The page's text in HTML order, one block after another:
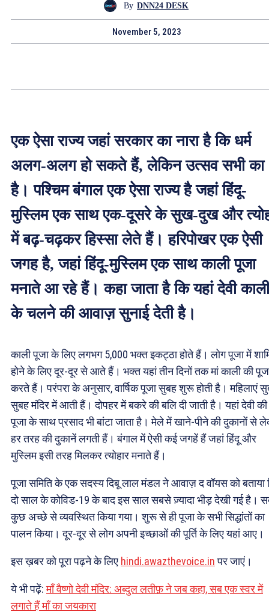
By DNN24 DESK
November 5, 2023
एक ऐसा राज्य जहां सरकार का नारा है कि धर्म
अलग-अलग हो सकते हैं, लेकिन उत्सव सभी का
है। पश्चिम बंगाल एक ऐसा राज्य है जहां हिंदू-
मुस्लिम एक साथ एक-दूसरे के सुख-दुख और
में बढ़-चढ़कर हिस्सा लेते हैं। हरिपोखर एक ऐसी
जगह है, जहां हिंदू-मुस्लिम एक साथ काली पूजा
मनाते आ रहे हैं। कहा जाता है कि यहां देवी काली
के चलने की आवाज़ सुनाई देती है।
काली पूजा के लिए लगभग 5,000 भक्त इकट्ठा होते हैं। लोग पूजा में
होने के लिए दूर-दूर से आते हैं। भक्त यहां तीन दिनों तक मां काली की
करते हैं। परंपरा के अनुसार, वार्षिक पूजा सुबह शुरू होती है। महिलाएं
सुबह मंदिर में आती हैं। दोपहर में बकरे की बलि दी जाती है। यहां देवी की
पूजा के साथ प्रसाद भी बांटा जाता है। मेले में खाने-पीने की दुकानों से
हर तरह की दुकानें लगती हैं। बंगाल में ऐसी कई जगहें हैं जहां हिंदू और
मुस्लिम इसी तरह मिलकर त्योहार मनाते हैं।
पूजा समिति के एक सदस्य दिबू लाल मंडल ने आवाज़ द वॉयस को बताया
दो साल के कोविड-19 के बाद इस साल सबसे ज़्यादा भीड़ देखी गई है।
कुछ अच्छे से व्यवस्थित किया गया। शुरू से ही पूजा के सभी सिद्धांतों का
पालन किया। दूर-दूर से लोग अपनी इच्छाओं की पूर्ति के लिए यहां आए।
इस ख़बर को पूरा पढ़ने के लिए hindi.awazthevoice.inपर जाएं।
ये भी पढ़ें:माँ वैष्णो देवी मंदिर: अब्दुल लतीफ़ ने जब कहा, सब एक स्वर में
लगाते हैं माँ का जयकारा